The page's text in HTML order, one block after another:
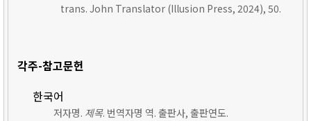
trans. John Translator (Illusion Press, 2024), 50.
각주-참고문헌
한국어
저자명. 제목. 번역자명 역. 출판사, 출판연도.